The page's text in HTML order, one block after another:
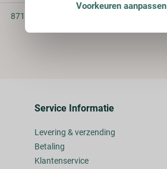
8710625700026
Service Informatie
Levering & verzending
Betaling
Klantenservice
Voorkeuren aanpassen